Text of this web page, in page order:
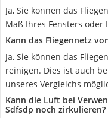
Ja, Sie können das
Maß Ihres Fensters
Kann das Fliegennetz
Ja, Sie können das
reinigen. Dies ist auch
unseres Vergleichs
Kann die Luft bei
Sdfsdp noch zirkulieren?